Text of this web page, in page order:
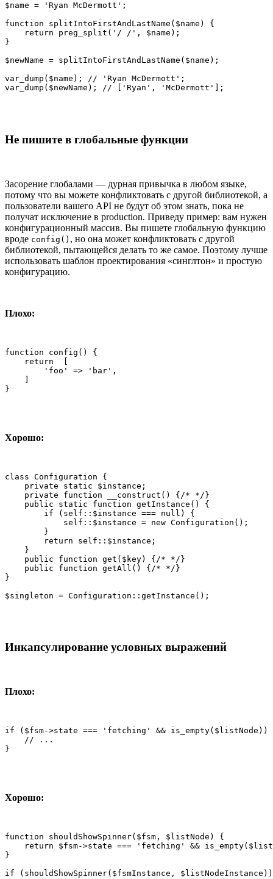
$name = 'Ryan McDermott';
function splitIntoFirstAndLastName($name) {
    return preg_split('/ /', $name);
}
$newName = splitIntoFirstAndLastName($name);
var_dump($name); // 'Ryan McDermott';
var_dump($newName); // ['Ryan', 'McDermott'];
Не пишите в глобальные функции
Засорение глобалами — дурная привычка в любом языке,
потому что вы можете конфликтовать с другой библиотекой, а
пользователи вашего API не будут об этом знать, пока не
получат исключение в production. Приведу пример: вам нужен
конфигурационный массив. Вы пишете глобальную функцию
вроде config() , но она может конфликтовать с другой
библиотекой, пытающейся делать то же самое. Поэтому лучше
использовать шаблон проектирования «синглтон» и простую
конфигурацию.
Плохо:
function config() {
    return  [
        'foo' => 'bar',
    ]
}
Хорошо:
class Configuration {
    private static $instance;
    private function __construct() {/* */}
    public static function getInstance() {
        if (self::$instance === null) {
            self::$instance = new Configuration();
        }
        return self::$instance;
    }
    public function get($key) {/* */}
    public function getAll() {/* */}
}
$singleton = Configuration::getInstance();
Инкапсулирование условных выражений
Плохо:
if ($fsm->state === 'fetching' && is_empty($listNode))
    // ...
}
Хорошо:
function shouldShowSpinner($fsm, $listNode) {
return $fsm->state === 'fetching' &&
}
if (shouldShowSpinner($fsmInstance,